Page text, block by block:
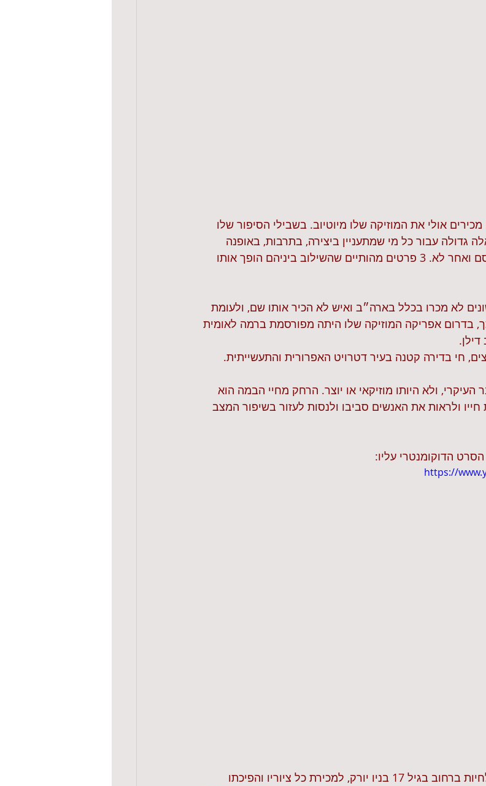
אולי את המוזיקה שלו מיוטיוב. בשבילי הסיפור שלו
גדולה עבור כל מי שמתעניין ביצירה, בתרבות, באופנה
ובסיבה שבגללה אדם מסויים מתפרסם ואחר לא. 3 פרטים מהותיים שהשילוב ביניהם הופך אותו
לא מכרו בכלל בארה״ב ואיש לא הכיר אותו שם, ולעומת
בדרום אפריקה המוזיקה שלו היתה מפורסמת ברמה לאומית
חי בדירה קטנה בעיר דטרויט האפרורית והתעשייתית.
העיקרי, ולא היותו מוזיקאי או יוצר. הרחק מחיי הבמה הוא
ולראות את האנשים סביבו ולנסות לעזור בשיפור המצב
הדוקומנטרי עליו:
https://
אמן יוצא דופן עם עלייה מטאורית מלחיות ברחוב בגיל 17 בניו יורק, למכירת כל ציוריו והפיכתו